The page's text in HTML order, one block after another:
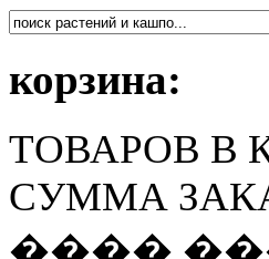
корзина:
ТОВАРОВ В
СУММА